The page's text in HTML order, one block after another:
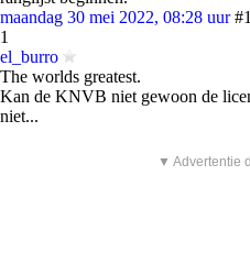
maandag 30 mei 2022, 08:28 uur
1
el_burro
The worlds greatest.
Kan de KNVB niet gewoon de
niet...
▼ Advertentie